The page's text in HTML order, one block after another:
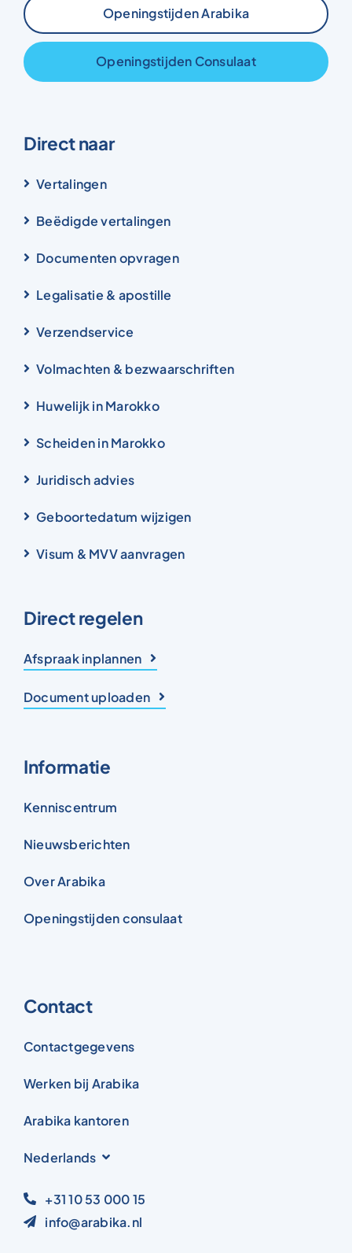
Openingstijden Arabika
Openingstijden Consulaat
Direct naar
Vertalingen
Beëdigde vertalingen
Documenten opvragen
Legalisatie & apostille
Verzendservice
Volmachten & bezwaarschriften
Huwelijk in Marokko
Scheiden in Marokko
Juridisch advies
Geboortedatum wijzigen
Visum & MVV aanvragen
Direct regelen
Afspraak inplannen
Document uploaden
Informatie
Kenniscentrum
Nieuwsberichten
Over Arabika
Openingstijden consulaat
Contact
Contactgegevens
Werken bij Arabika
Arabika kantoren
Nederlands
+31 10 53 000 15
info@arabika.nl